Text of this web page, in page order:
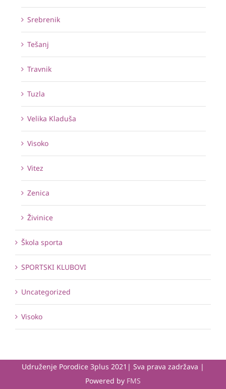
Srebrenik
Tešanj
Travnik
Tuzla
Velika Kladuša
Visoko
Vitez
Zenica
Živinice
Škola sporta
SPORTSKI KLUBOVI
Uncategorized
Visoko
Udruženje Porodice 3plus 2021| Sva prava zadržava |
Powered by FMS